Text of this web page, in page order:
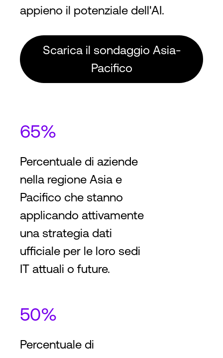
appieno il potenziale dell'AI.
Scarica il sondaggio Asia-
Pacifico
65%
Percentuale di aziende
nella regione Asia e
Pacifico che stanno
applicando attivamente
una strategia dati
ufficiale per le loro sedi
IT attuali o future.
50%
Percentuale di